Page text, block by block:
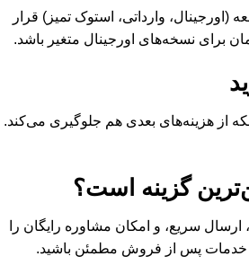
(اورجینال، وارداتی، استوک تمیز) قرار
از هزینه‌های بعدی هم جلوگیری می‌کند.
گزینه است؟
سریع، و امکان مشاوره رایگان را
و خدمات پس از فروش مطمئن باشید.